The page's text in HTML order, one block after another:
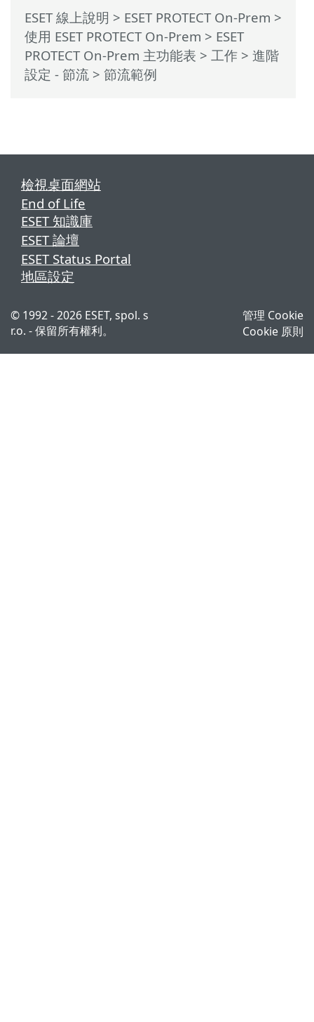
ESET 線上說明 > ESET PROTECT On-Prem >
使用 ESET PROTECT On-Prem > ESET
PROTECT On-Prem 主功能表 > 工作 > 進階
設定 - 節流 > 節流範例
檢視桌面網站
End of Life
ESET 知識庫
ESET 論壇
ESET Status Portal
地區設定
© 1992 - 2026 ESET, spol. s
r.o. - 保留所有權利。
管理 Cookie
Cookie 原則